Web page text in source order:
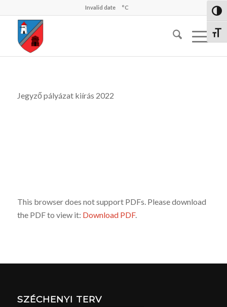
Invalid date °C
Jegyző pályázat kiírás 2022
This browser does not support PDFs. Please download
the PDF to view it: Download PDF.
SZÉCHENYI TERV